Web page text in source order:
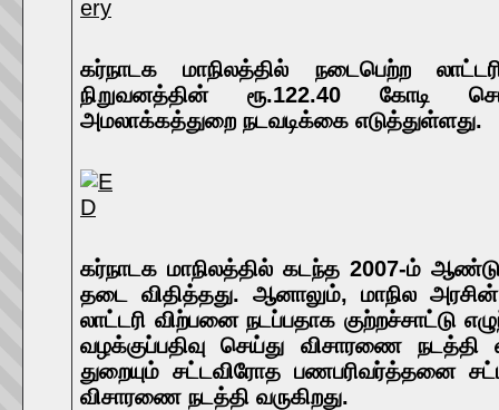
கர்நாடக மாநிலத்தில் நடைபெற்ற
நிறுவனத்தின் ரூ.122.40 கோடி
அமலாக்கத்துறை நடவடிக்கை எடுத்துள்ளது.
கர்நாடக மாநிலத்தில் கடந்த 2007-ம் ஆண்டு
தடை விதித்தது. ஆனாலும், மாநில
லாட்டரி விற்பனை நடப்பதாக குற்றச்சாட்டு
வழக்குப்பதிவு செய்து விசாரணை
துறையும் சட்டவிரோத பணபரிவர்த்தனை
விசாரணை நடத்தி வருகிறது.